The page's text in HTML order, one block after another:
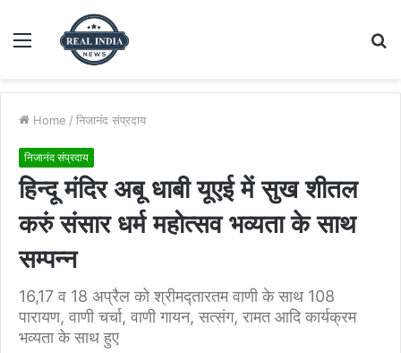
Menu
Home / निजानंद संप्रदाय
निजानंद संप्रदाय
हिन्दू मंदिर अबू धाबी यूएई में सुख शीतल
करुं संसार धर्म महोत्सव भव्यता के साथ
सम्पन्न
16,17 व 18 अप्रैल को श्रीमद्तारतम वाणी के साथ 108
पारायण, वाणी चर्चा, वाणी गायन, सत्संग, रामत आदि कार्यक्रम
भव्यता के साथ हुए